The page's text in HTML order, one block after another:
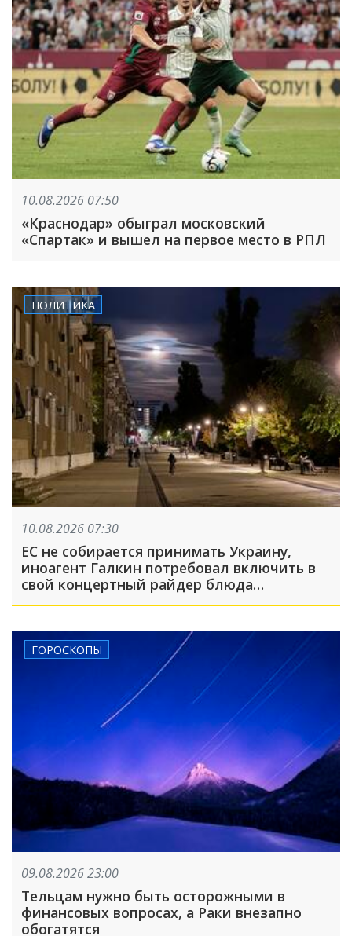
10.08.2026 07:50
«Краснодар» обыграл московский
«Спартак» и вышел на первое место в РПЛ
ПОЛИТИКА
10.08.2026 07:30
ЕС не собирается принимать Украину,
иноагент Галкин потребовал включить в
свой концертный райдер блюда
ГОРОСКОПЫ
09.08.2026 23:00
Тельцам нужно быть осторожными в
финансовых вопросах, а Раки внезапно
обогатятся